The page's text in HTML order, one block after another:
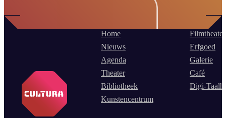
Home
Nieuws
Agenda
Theater
Bibliotheek
Kunstencentrum
Filmtheater
Erfgoed
Galerie
Café
Digi-